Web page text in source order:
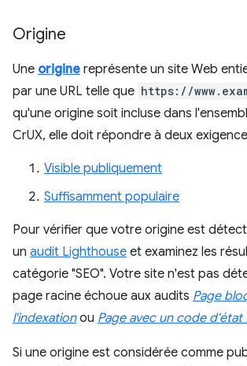
Origine
Une origine représente un site Web
par une URL telle que https://
qu'une origine soit incluse dans
CrUX, elle doit répondre à deux
Visible publiquement
Suffisamment populaire
Pour vérifier que votre origine est
un audit Lighthouse et examinez les
catégorie "SEO". Votre site n'est pas
page racine échoue aux audits Page
l'indexationou Page avec un code d'état
Si une origine est considérée comme